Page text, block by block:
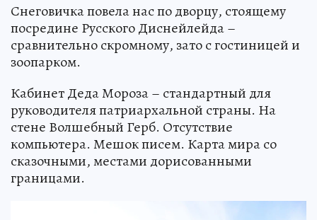
Снеговичка повела нас по дворцу, стоящему
посредине Русского Диснейлейда –
сравнительно скромному, зато с гостиницей и
зоопарком.
Кабинет Деда Мороза – стандартный для
руководителя патриархальной страны. На
стене Волшебный Герб. Отсутствие
компьютера. Мешок писем. Карта мира со
сказочными, местами дорисованными
границами.